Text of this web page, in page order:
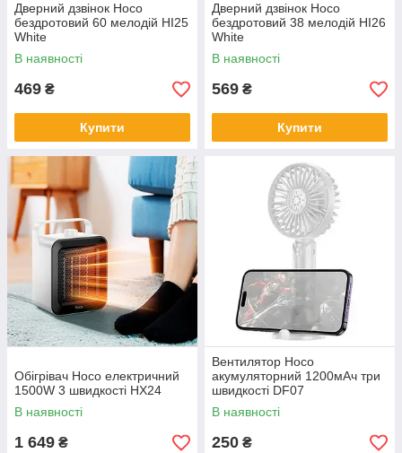
Дверний дзвінок Hoco
бездротовий 60 мелодій HI25
White
В наявності
469 ₴
Купити
Дверний дзвінок Hoco
бездротовий 38 мелодій HI26
White
В наявності
569 ₴
Купити
Обігрівач Hoco електричний
1500W 3 швидкості HX24
В наявності
1 649 ₴
Вентилятор Hoco
акумуляторний 1200мАч три
швидкості DF07
В наявності
250 ₴